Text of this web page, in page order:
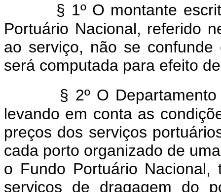
§ 1º O montante
Portuário Nacional, referido
ao serviço, não se
será computada para efeito
§ 2º O
levando em conta as
preços dos serviços
cada porto organizado de
o Fundo Portuário
serviços de dragagem do